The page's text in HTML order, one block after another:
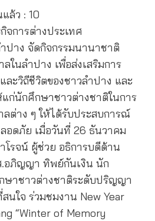
ล้ว : 10
การต่างประเทศ
ปาง จัดกิจกรรมนานาชาติ
ในลำปาง เพื่อส่งเสริมการ
ะวิถีชีวิตของชาวลำปาง และ
ก่นักศึกษาชาวต่างชาติในการ
ลต่าง ๆ ให้ได้รับประสบการณ์
อดภัย เมื่อวันที่ 26 ธันวาคม
โรจน์ ผู้ช่วย อธิการบดีด้าน
.อภิญญา ทิพย์กันเงิน นัก
ษาชาวต่างชาติระดับปริญญา
ใจ ร่วมชมงาน New Year
“Winter of Memory